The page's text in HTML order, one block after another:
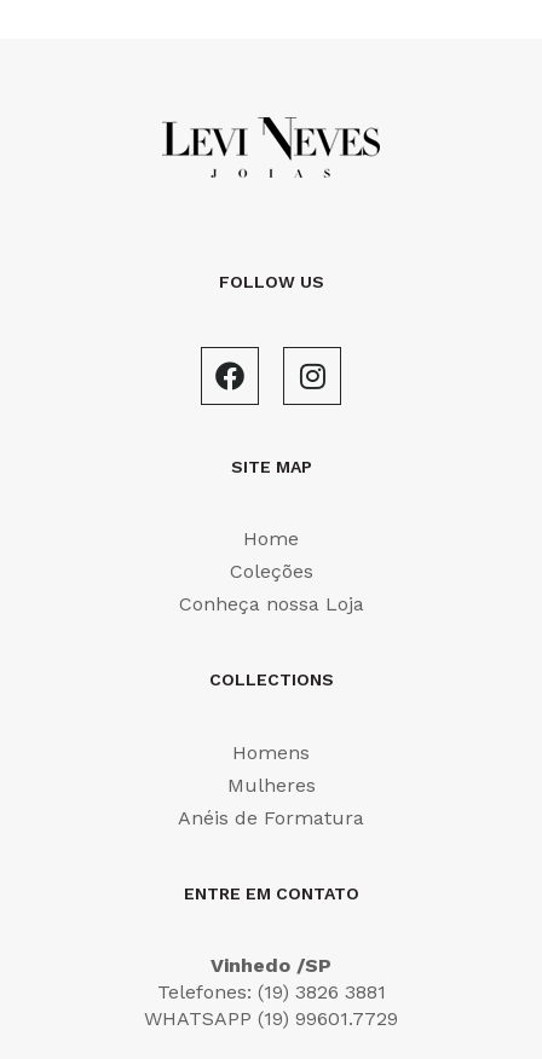
FOLLOW US
SITE MAP
Home
Coleções
Conheça nossa Loja
COLLECTIONS
Homens
Mulheres
Anéis de Formatura
ENTRE EM CONTATO
Vinhedo /SP
Telefones: (19) 3826 3881
WHATSAPP (19) 99601.7729